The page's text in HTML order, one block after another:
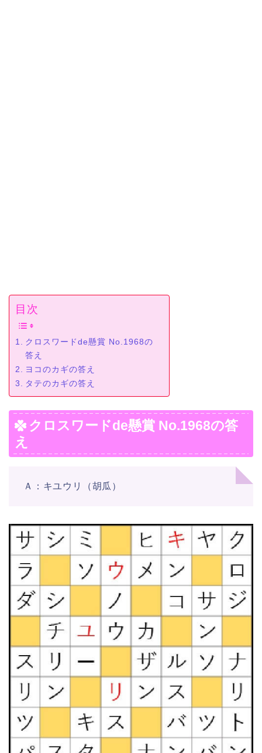
目次
クロスワードde懸賞 No.1968の
答え
ヨコのカギの答え
タテのカギの答え
クロスワードde懸賞 No.1968の答
え
Ａ：キユウリ（胡瓜）